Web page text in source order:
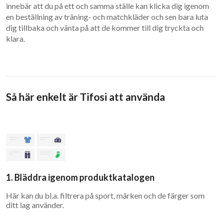
innebär att du på ett och samma ställe kan klicka dig igenom
en beställning av träning- och matchkläder och sen bara luta
dig tillbaka och vänta på att de kommer till dig tryckta och
klara.
Så här enkelt är Tifosi att använda
1. Bläddra igenom produktkatalogen
Här kan du bl.a. filtrera på sport, märken och de färger som
ditt lag använder.